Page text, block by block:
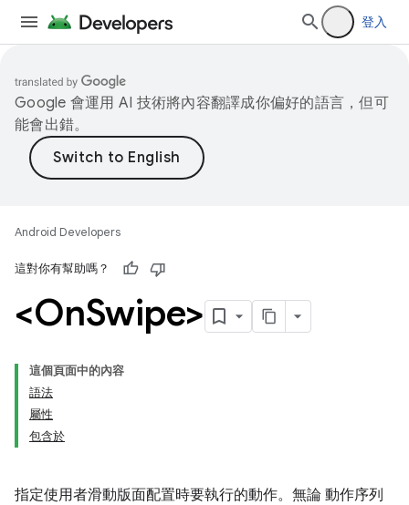
登入
Google 會運用 AI 技術將內容翻譯成你偏好的語言，但可
能會出錯。
Android Developers
這對你有幫助嗎？
<OnSwipe>
這個頁面中的內容
語法
屬性
包含於
指定使用者滑動版面配置時要執行的動作。無論 動作序列